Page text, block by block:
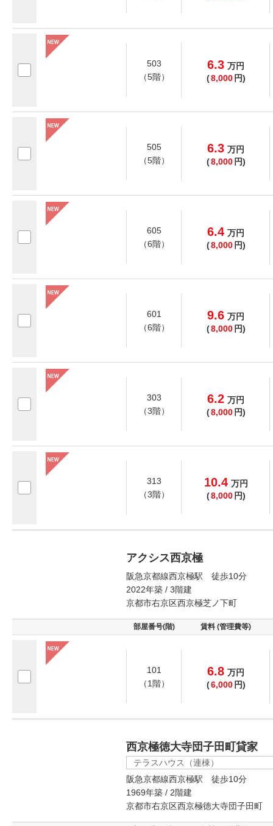
503
（5階）
6.3 万円
(8,000 円)
505
（5階）
6.3 万円
(8,000 円)
605
（6階）
6.4 万円
(8,000 円)
601
（6階）
9.6 万円
(8,000 円)
303
（3階）
6.2 万円
(8,000 円)
313
（3階）
10.4 万円
(8,000 円)
アクシス西京極
阪急京都線西京極駅 徒歩10分
2022年築 / 3階建
京都市右京区西京極芝ノ下町
部屋番号(階) 賃料 (管理費等)
101
（1階）
6.8 万円
(6,000 円)
西京極徳大寺団子田町貸家
テラスハウス（連棟）
阪急京都線西京極駅 徒歩10分
1969年築 / 2階建
京都市右京区西京極徳大寺団子田町